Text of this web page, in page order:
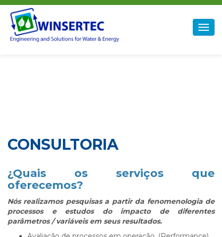
Winsertec
CONSULTORIA
¿Quais os serviços que
oferecemos?
Nós realizamos pesquisas a partir da fenomenologia de
processos e estudos do impacto de diferentes
parâmetros / variáveis em seus resultados.